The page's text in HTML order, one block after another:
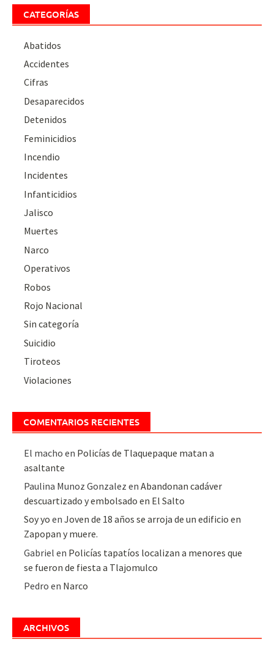
CATEGORÍAS
Abatidos
Accidentes
Cifras
Desaparecidos
Detenidos
Feminicidios
Incendio
Incidentes
Infanticidios
Jalisco
Muertes
Narco
Operativos
Robos
Rojo Nacional
Sin categoría
Suicidio
Tiroteos
Violaciones
COMENTARIOS RECIENTES
El macho en Policías de Tlaquepaque matan a
asaltante
Paulina Munoz Gonzalez enAbandonan cadáver
descuartizado y embolsado en El Salto
Soy yo enJoven de 18 años se arroja de un edificio en
Zapopan y muere.
Gabriel en Policías tapatíos localizan a menores que
se fueron de fiesta a Tlajomulco
Pedro en Narco
ARCHIVOS